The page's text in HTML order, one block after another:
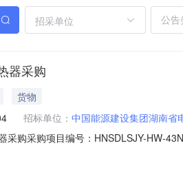
招采单位
器采购
货物
招标单位： 中国能源建设集团湖南省
采购采购项目编号：HNSDLSJY-HW-
电公示期限：2026-04-30至2026-05-